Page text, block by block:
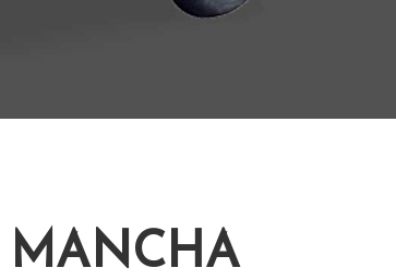
MANCHA